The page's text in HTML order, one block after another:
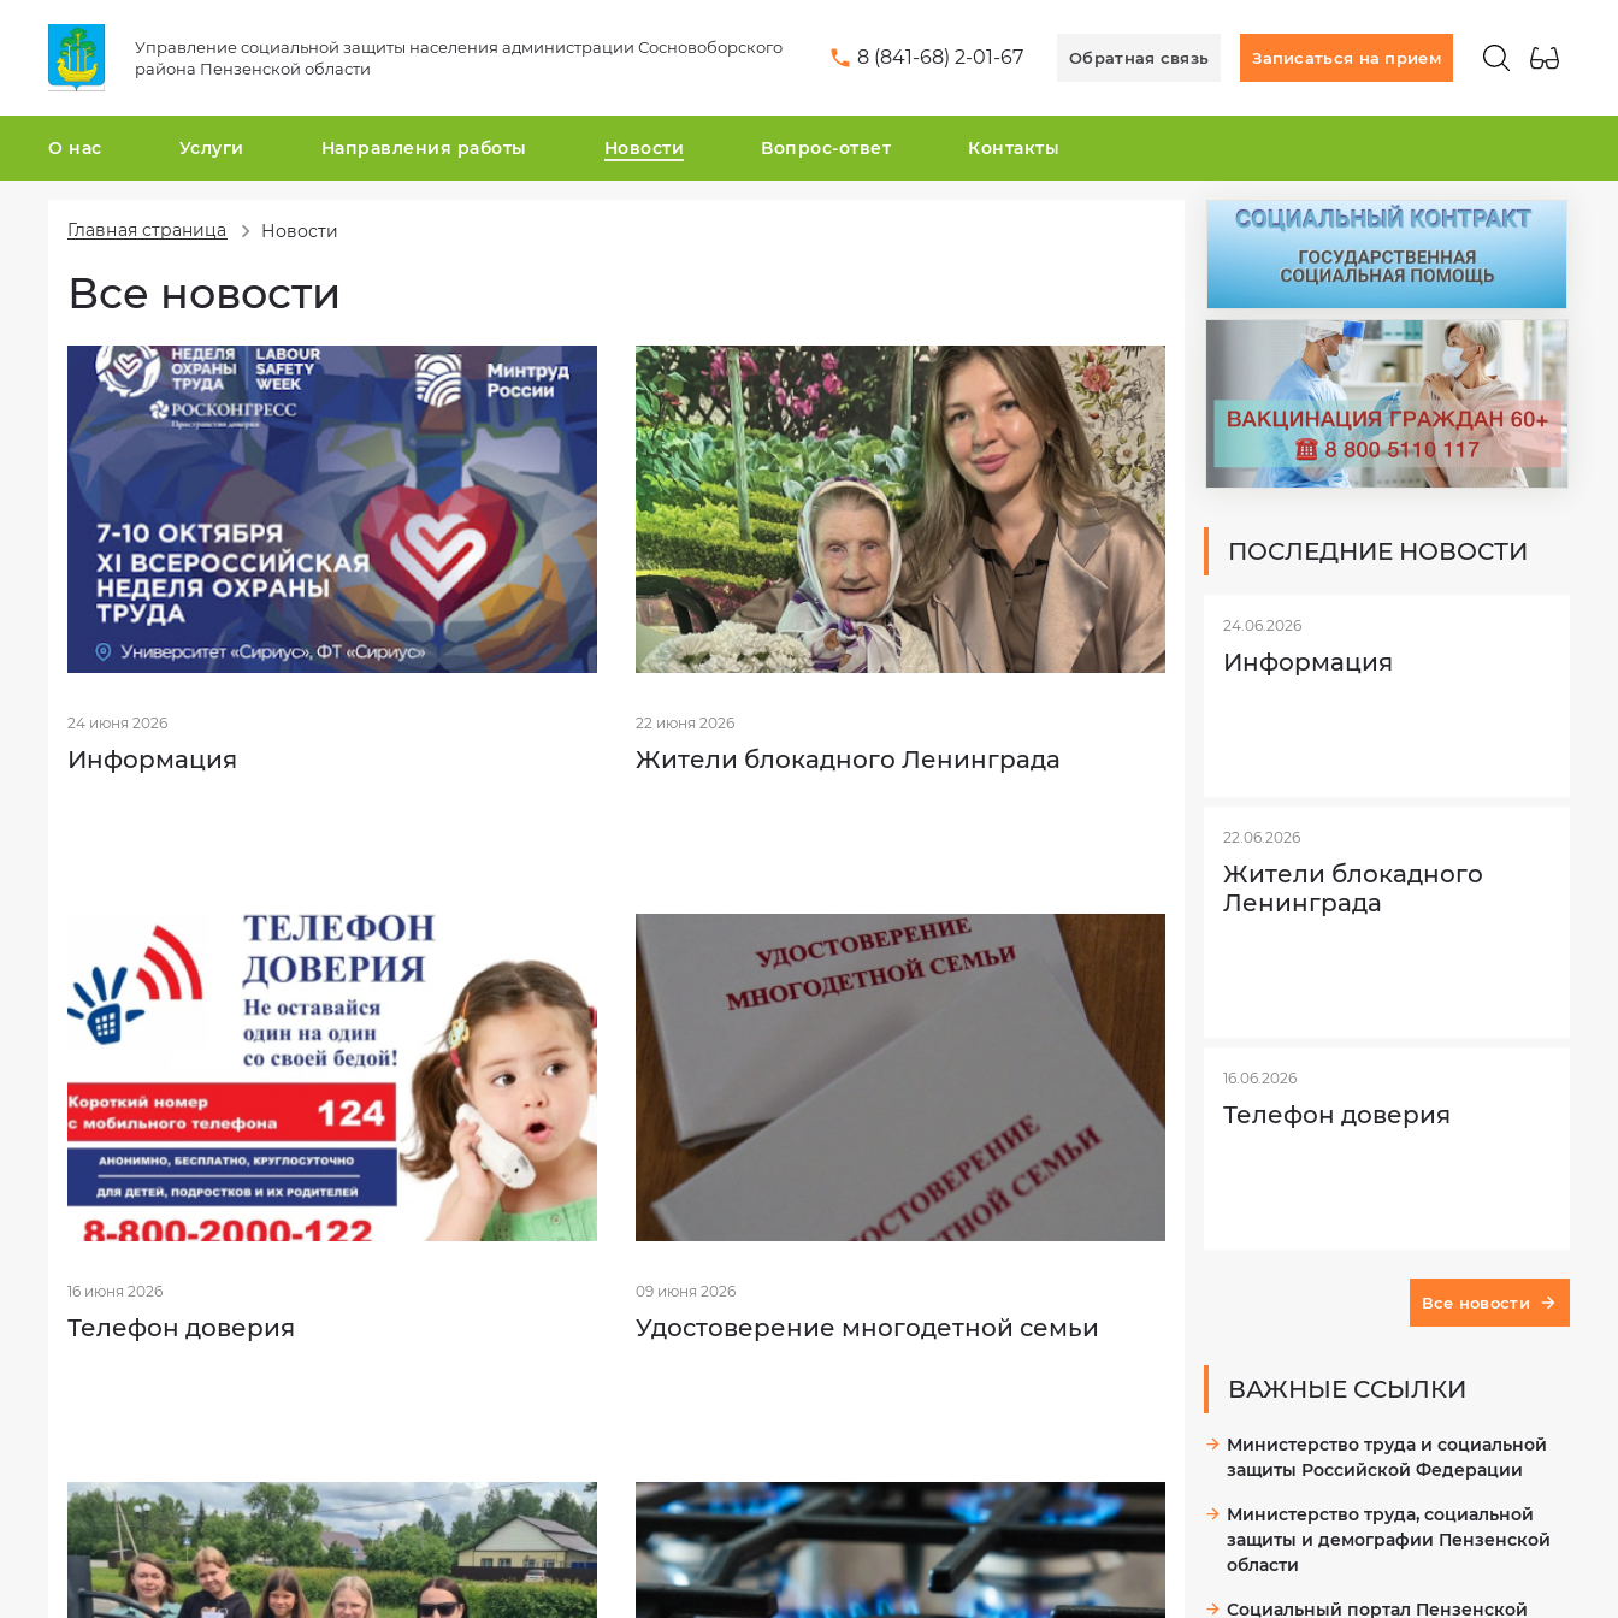
Управление социальной защиты населения администрации Сосновоборского
района Пензенской области
8 (841-68) 2-01-67 Обратная связь Записаться на прием
О нас
Общая
Структура
Сведения
о
проверках
Вакансии
Статистика
Фотогалерея
Результаты
независимой
оценки
качества
сайте
bus.gov.ru
Услуги Направления работы
чрезвычайных
ситуаций
Национальные
проекты
Новости Вопрос-ответ Контакты
Главная страница Новости
Все новости
24 июня 2026
Информация
22 июня 2026
Жители блокадного Ленинграда
16 июня 2026
Телефон доверия
09 июня 2026
Удостоверение многодетной семьи
ПОСЛЕДНИЕ НОВОСТИ
24.06.2026
Информация
22.06.2026
Жители блокадного
Ленинграда
16.06.2026
Телефон доверия
Все новости
ВАЖНЫЕ ССЫЛКИ
Министерство труда и социальной
защиты Российской Федерации
Министерство труда, социальной
защиты и демографии Пензенской
области
Социальный портал Пензенской
номер
телефона